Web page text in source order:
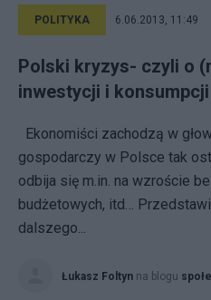
POLITYKA 6.06.2013, 11:49
Polski kryzys- czyli o
inwestycji i konsumpcji
Ekonomiści zachodzą w
gospodarczy w Polsce tak
odbija się m.in. na wzroście
budżetowych, itd…
dalszego...
Łukasz Foltyn na blogu